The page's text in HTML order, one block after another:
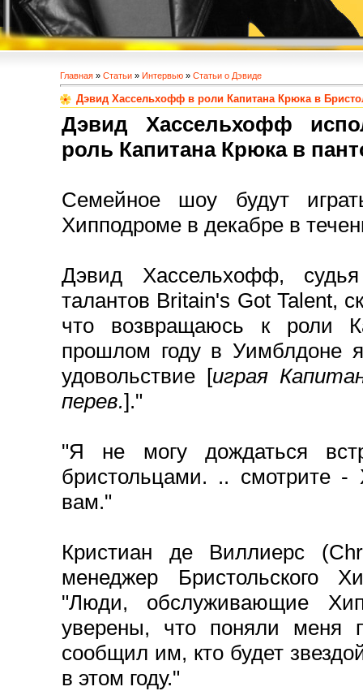
Главная » Статьи » Интервью » Статьи о Дэвиде
Дэвид Хассельхофф в роли Капитана Крюка в
Дэвид Хассельхофф
роль Капитана Крюка в
Семейное шоу будут
Хипподроме в декабре в
Дэвид Хассельхофф,
талантов Britain's Got Talent,
что возвращаюсь к роли
прошлом году в Уимблдоне
удовольствие [играя
перев.]."
"Я не могу дождаться
бристольцами. .. смотрите
вам."
Кристиан де Виллиерс
менеджер Бристольского
"Люди, обслуживающие
уверены, что поняли меня
сообщил им, кто будет
в этом году."